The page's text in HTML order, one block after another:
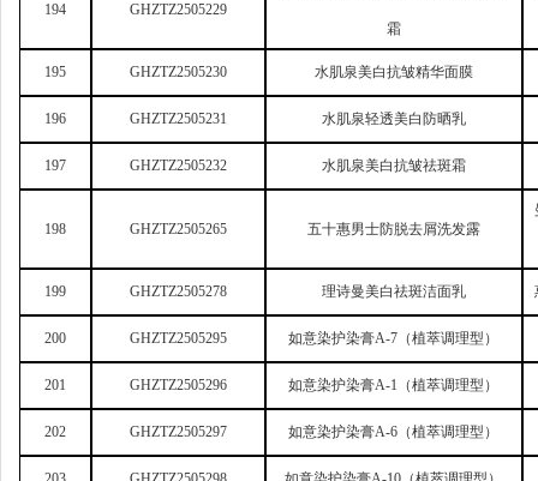
194 GHZTZ2505229
霜
195 GHZTZ2505230 水肌泉美白抗皱精华面膜
196 GHZTZ2505231 水肌泉轻透美白防晒乳
197 GHZTZ2505232 水肌泉美白抗皱祛斑霜
198 GHZTZ2505265 五十惠男士防脱去屑洗发露
199 GHZTZ2505278 理诗曼美白祛斑洁面乳
200 GHZTZ2505295 如意染护染膏A-7（植萃调理型）
201 GHZTZ2505296 如意染护染膏A-1（植萃调理型）
202 GHZTZ2505297 如意染护染膏A-6（植萃调理型）